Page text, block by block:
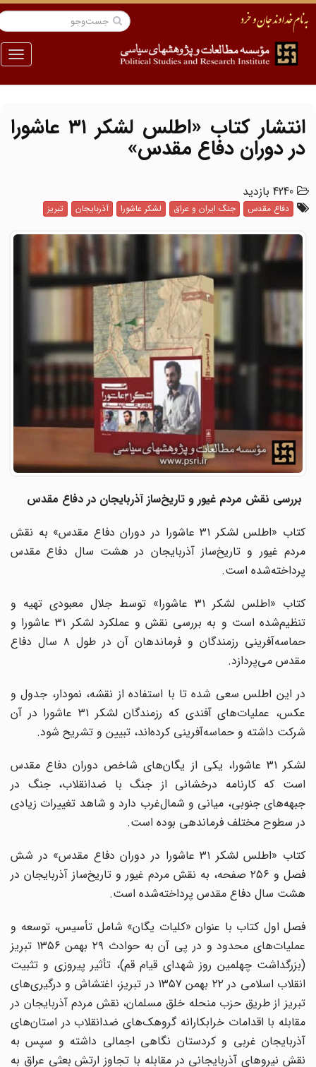
منو
انتشار کتاب «اطلس لشکر ۳۱ عاشورا
در دوران دفاع مقدس»
4240 بازدید
دفاع مقدس جنگ ایران و عراق لشکر عاشورا آذربایجان تبریز
بررسی نقش مردم غیور و تاریخ‌ساز آذربایجان در دفاع مقدس
کتاب «اطلس لشکر ۳۱ عاشورا در دوران دفاع مقدس» به نقش
مردم غیور و تاریخ‌ساز آذربایجان در هشت سال دفاع مقدس
پرداخته‌شده است.
کتاب «اطلس لشکر ۳۱ عاشورا» توسط جلال معبودی تهیه و
تنظیم‌شده است و به بررسی نقش و عملکرد لشکر ۳۱ عاشورا و
حماسه‌آفرینی رزمندگان و فرماندهان آن در طول ۸ سال دفاع
مقدس می‌پردازد.
در این اطلس سعی شده تا با استفاده از نقشه، نمودار، جدول و
عکس، عملیات‌های آفندی که رزمندگان لشکر ۳۱ عاشورا در آن
شرکت داشته و حماسه‌آفرینی کرده‌اند، تبیین و تشریح شود.
لشکر ۳۱ عاشورا، یکی از یگان‌های شاخص دوران دفاع مقدس
است که کارنامه درخشانی از جنگ با ضدانقلاب، جنگ در
جبهه‌های جنوبی، میانی و شمال‌غرب دارد و شاهد تغییرات زیادی
در سطوح مختلف فرماندهی بوده است.
کتاب «اطلس لشکر ۳۱ عاشورا در دوران دفاع مقدس» در شش
فصل و ۲۵۶ صفحه، به نقش مردم غیور و تاریخ‌ساز آذربایجان در
هشت سال دفاع مقدس پرداخته‌شده است.
فصل اول کتاب با عنوان «کلیات یگان» شامل تأسیس، توسعه و
عملیات‌های محدود و در پی آن به حوادث ۲۹ بهمن ۱۳۵۶ تبریز
(بزرگداشت چهلمین روز شهدای قیام قم)، تأثیر پیروزی و تثبیت
انقلاب اسلامی در ۲۲ بهمن ۱۳۵۷ در تبریز، اغتشاش و درگیری‌های
تبریز از طریق حزب منحله خلق مسلمان، نقش مردم آذربایجان در
مقابله با اقدامات خرابکارانه گروهک‌های ضدانقلاب در استان‌های
آذربایجان غربی و کردستان نگاهی اجمالی داشته و سپس به
نقش نیروهای آذربایجانی در مقابله با تجاوز ارتش بعثی عراق به